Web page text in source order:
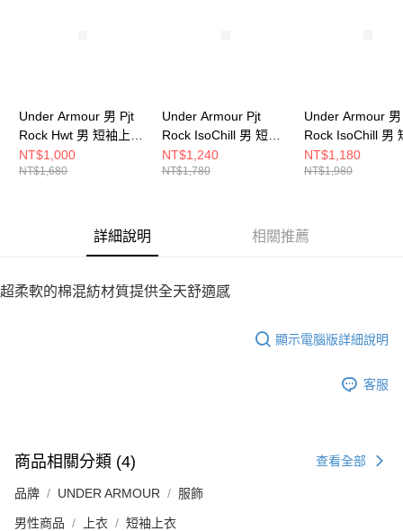
Under Armour 男 Pjt
Rock Hwt 男 短袖上衣
1389950-100
NT$1,000
NT$1,680
Under Armour Pjt
Rock IsoChill 男 短袖
上衣 6007149-001
NT$1,240
NT$1,780
Under Armour
Rock IsoChill 男
上衣 1389956-
NT$1,180
NT$1,980
詳細說明 相關推薦
超柔軟的棉混紡材質提供全天舒適感
顯示電腦版詳細說明
客服
商品相關分類 (4) 查看全部
品牌 UNDER ARMOUR 服飾
男性商品 上衣 短袖上衣